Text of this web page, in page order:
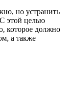
но устранить
этой целью
которое должно
а также